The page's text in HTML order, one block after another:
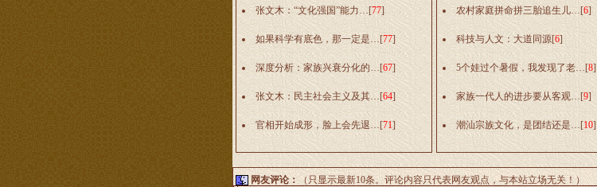
张文木：“文化强国”能力… [77]
如果科学有底色，那一定是… [77]
深度分析：家族兴衰分化的… [67]
张文木：民主社会主义及其… [64]
官相开始成形，脸上会先退… [71]
农村家庭拼命拼三胎追生儿… [6]
科技与人文：大道同源[6]
5个娃过个暑假，我发现了老… [8]
家族一代人的进步要从客观… [9]
潮汕宗族文化，是团结还是… [10]
网友评论：（只显示最新10条。评论内容只代表网友观点，与本站立场无关！）